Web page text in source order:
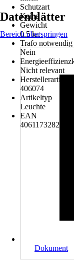
Schutzart
Keine
Gewicht
0,5 kg
Trafo notwendig
Nein
Nicht relevant
406074
Artikeltyp
Leuchte
EAN
4061173282330
Datenblätter
Bereich überspringen
Dokument